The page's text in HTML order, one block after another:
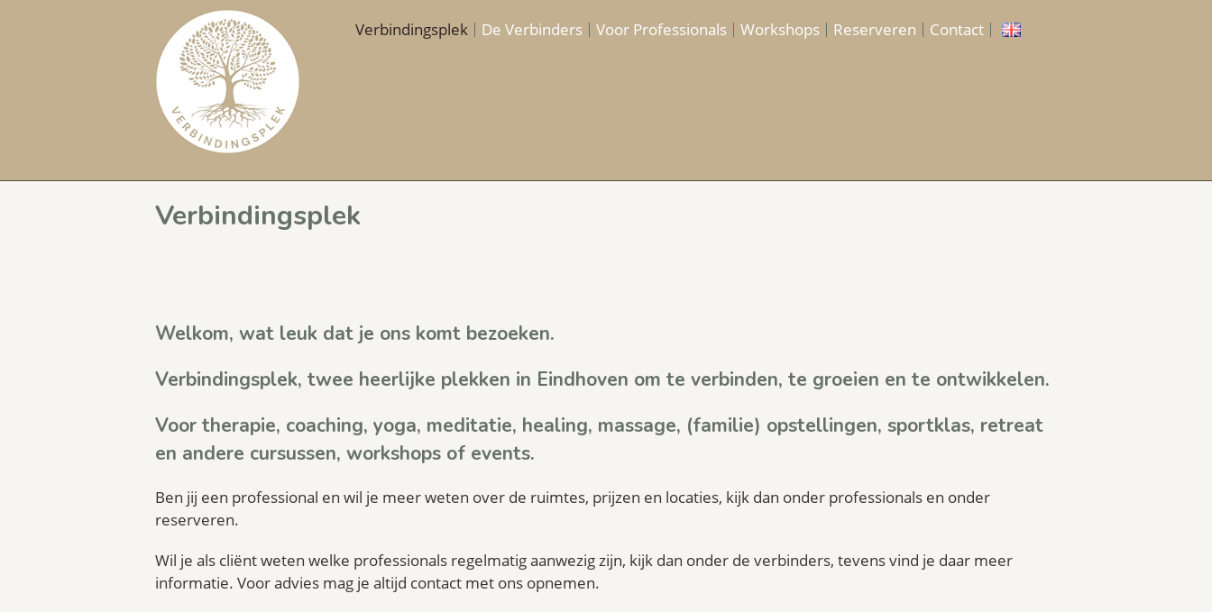
Verbindingsplek De Verbinders Voor Professionals Workshops Reserveren Contact
Verbindingsplek
Welkom, wat leuk dat je ons komt bezoeken.
Verbindingsplek, twee heerlijke plekken in Eindhoven om te verbinden, te groeien en te ontwikkelen.
Voor therapie, coaching, yoga, meditatie, healing, massage, (familie) opstellingen, sportklas, retreat
en andere cursussen, workshops of events.
Ben jij een professional en wil je meer weten over de ruimtes, prijzen en locaties, kijk dan onder professionals en onder
reserveren.
Wil je als cliënt weten welke professionals regelmatig aanwezig zijn, kijk dan onder de verbinders, tevens vind je daar meer
informatie. Voor advies mag je altijd contact met ons opnemen.